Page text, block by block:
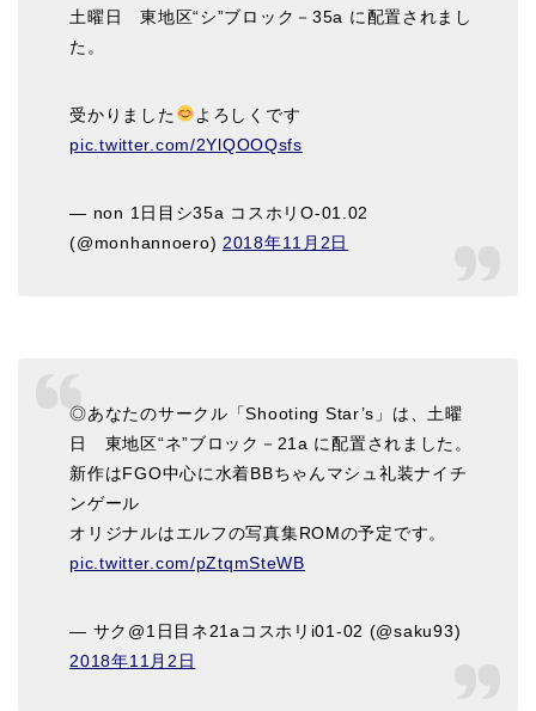
土曜日 東地区“シ”ブロック－35a に配置されまし
た。
受かりました
よろしくです
pic.twitter.com/2YlQOOQsfs
— non 1日目シ35a コスホリO-01.02
(@monhannoero) 2018年11月2日
◎あなたのサークル「Shooting Star’s」は、土曜
日 東地区“ネ”ブロック－21a に配置されました。
新作はFGO中心に水着BBちゃんマシュ礼装ナイチ
ンゲール
オリジナルはエルフの写真集ROMの予定です。
pic.twitter.com/pZtqmSteWB
— サク@1日目ネ21aコスホリi01-02 (@saku93)
2018年11月2日